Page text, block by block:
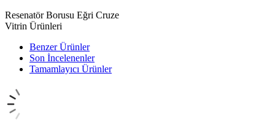
Resenatör Borusu Eğri Cruze
Vitrin Ürünleri
Benzer Ürünler
Son İncelenenler
Tamamlayıcı Ürünler